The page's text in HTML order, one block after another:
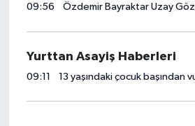
09:56
Özdemir Bayraktar Uzay
Yurttan Asayiş Haberleri
09:11 13 yaşındaki çocuk başından